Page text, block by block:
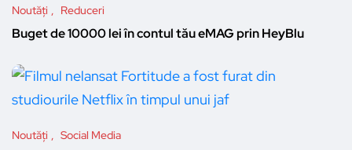
Noutăți Reduceri
Buget de 10000 lei în contul tău eMAG prin HeyBlu
Noutăți Social Media